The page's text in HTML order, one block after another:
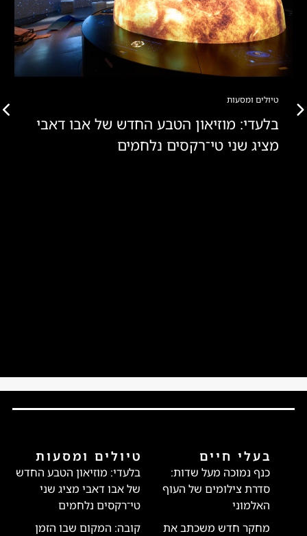
טיולים ומסעות
בלעדי: מוזיאון הטבע החדש של אבו דאבי
מציג שני טי־רקסים נלחמים
בעלי חיים
כנף נמוכה מעל שדות:
סדרת צילומים של העוף
האלמוני
מחקר חדש משכתב את
טיולים ומסעות
בלעדי: מוזיאון הטבע החדש
של אבו דאבי מציג שני
טי־רקסים נלחמים
קובה: המקום שבו הזמן